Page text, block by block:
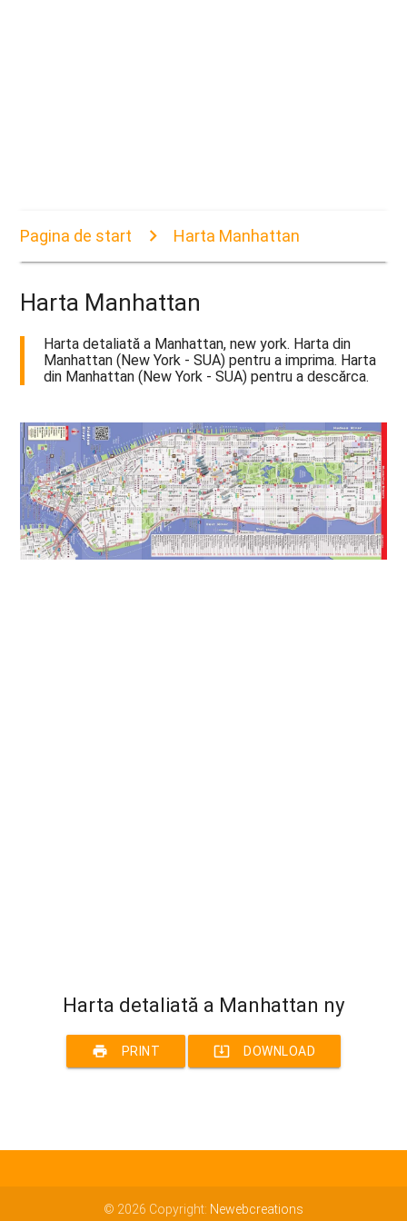
Pagina de start Harta Manhattan
Harta Manhattan
Harta detaliată a Manhattan, new york. Harta din
Manhattan (New York - SUA) pentru a imprima. Harta
din Manhattan (New York - SUA) pentru a descărca.
Harta detaliată a Manhattan ny
print PRINT system_update_alt DOWNLOAD
© 2026 Copyright: Newebcreations